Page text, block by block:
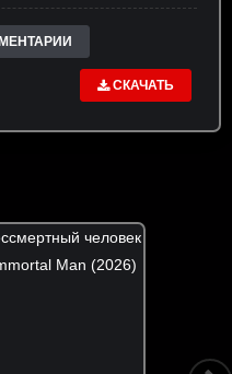
СКАЧАТЬ